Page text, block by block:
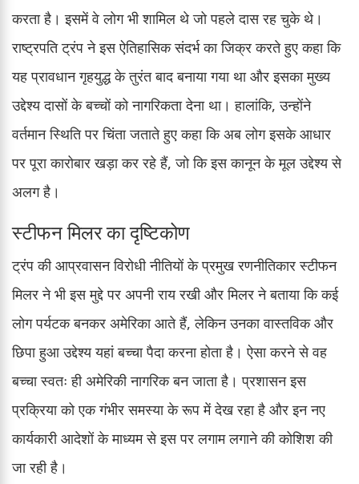
करता है। इसमें वे लोग भी शामिल थे जो पहले दास रह चुके थे।
राष्ट्रपति ट्रंप ने इस ऐतिहासिक संदर्भ का जिक्र करते हुए कहा कि
यह प्रावधान गृहयुद्ध के तुरंत बाद बनाया गया था और इसका मुख्य
उद्देश्य दासों के बच्चों को नागरिकता देना था। हालांकि, उन्होंने
वर्तमान स्थिति पर चिंता जताते हुए कहा कि अब लोग इसके आधार
पर पूरा कारोबार खड़ा कर रहे हैं, जो कि इस कानून के मूल उद्देश्य से
अलग है।
स्टीफन मिलर का दृष्टिकोण
ट्रंप की आप्रवासन विरोधी नीतियों के प्रमुख रणनीतिकार स्टीफन
मिलर ने भी इस मुद्दे पर अपनी राय रखी और मिलर ने बताया कि कई
लोग पर्यटक बनकर अमेरिका आते हैं, लेकिन उनका वास्तविक और
छिपा हुआ उद्देश्य यहां बच्चा पैदा करना होता है। ऐसा करने से वह
बच्चा स्वतः ही अमेरिकी नागरिक बन जाता है। प्रशासन इस
प्रक्रिया को एक गंभीर समस्या के रूप में देख रहा है और इन नए
कार्यकारी आदेशों के माध्यम से इस पर लगाम लगाने की कोशिश की
जा रही है।